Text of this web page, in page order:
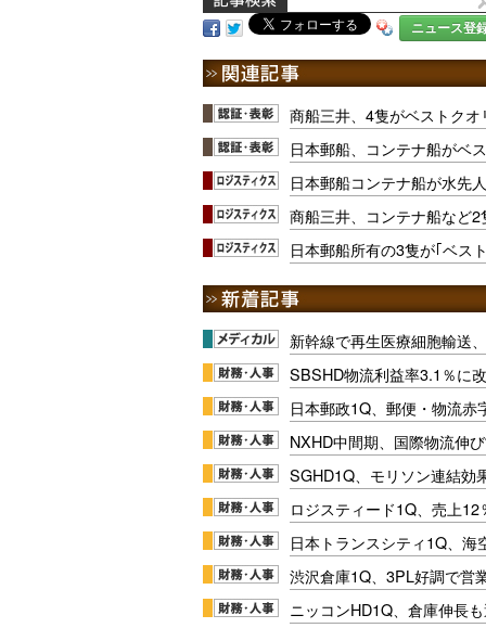
ニュース登
商船三井、4隻がベストク
日本郵船、コンテナ船がベ
日本郵船コンテナ船が水先
商船三井、コンテナ船など
日本郵船所有の3隻が｢ベス
新幹線で再生医療細胞輸送
SBSHD物流利益率3.1％に
日本郵政1Q、郵便・物流赤
NXHD中間期、国際物流伸
SGHD1Q、モリソン連結効
ロジスティード1Q、売上
日本トランスシティ1Q、海
渋沢倉庫1Q、3PL好調で営
ニッコンHD1Q、倉庫伸長